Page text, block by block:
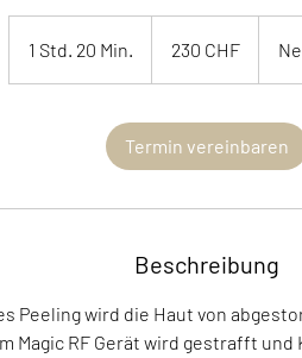
1 Std. 20 Min.
S
d
n
.
Franken
230 CHF
Termin vereinbaren
Beschreibung
Peeling wird die Haut von
Magic RF Gerät wird gestrafft